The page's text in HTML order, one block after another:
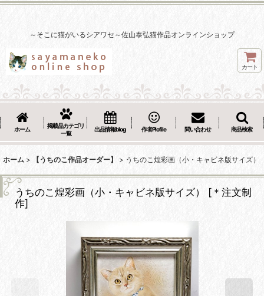
～そこに猫がいるシアワセ～佐山泰弘猫作品オンラインショップ
カート
ホーム
掲載品カテゴリ
一覧
出品情報blog 作者Plofile 問い合わせ 商品検索
ホーム > 【うちのこ作品オーダー】 > うちのこ煌彩画（小・キャビネ版サイズ）
うちのこ煌彩画（小・キャビネ版サイズ） [ ＊注文制
作]